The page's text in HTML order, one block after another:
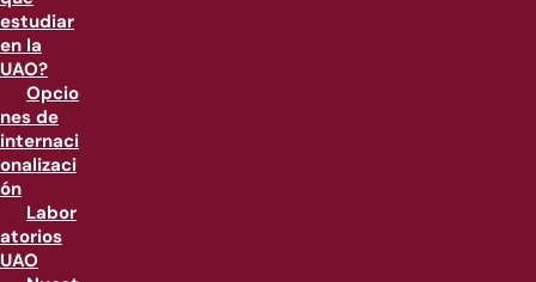
estudiar
en la
UAO?
Opcio
nes de
internaci
onalizaci
ón
Labor
atorios
UAO